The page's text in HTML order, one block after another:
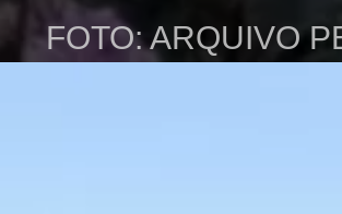
FOTO: ARQUIVO